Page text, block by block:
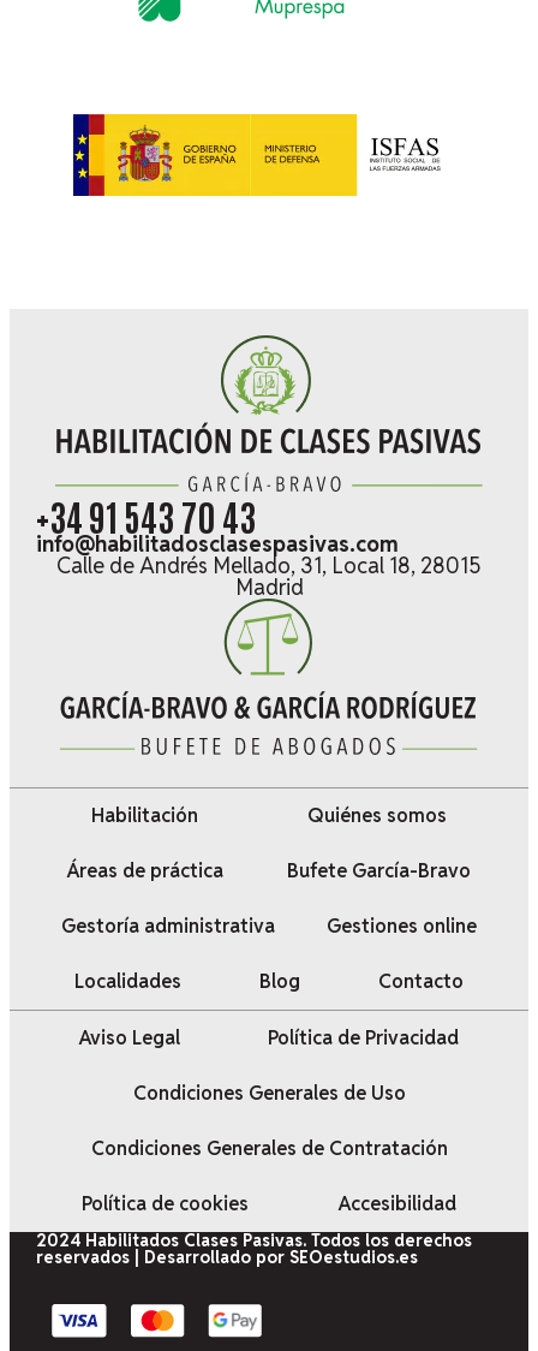
+34 91 543 70 43
info@habilitadosclasespasivas.com
Calle de Andrés Mellado, 31, Local 18, 28015
Madrid
Habilitación Quiénes somos
Áreas de práctica Bufete García-Bravo
Gestoría administrativa Gestiones online
Localidades Blog Contacto
Aviso Legal Política de Privacidad
Condiciones Generales de Uso
Condiciones Generales de Contratación
Política de cookies Accesibilidad
2024 Habilitados Clases Pasivas. Todos los derechos
reservados | Desarrollado por SEOestudios.es